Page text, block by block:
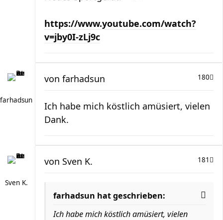
https://www.youtube.com/watch?
v=jby0I-zLj9c
farhadsun
180
von farhadsun
Ich habe mich köstlich amüsiert, vielen
Dank.
Sven K.
181
von Sven K.
farhadsun hat geschrieben:
Ich habe mich köstlich amüsiert, vielen